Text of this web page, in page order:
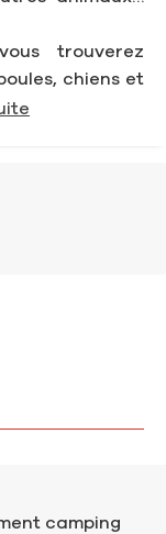
trouverez
chiens et
camping